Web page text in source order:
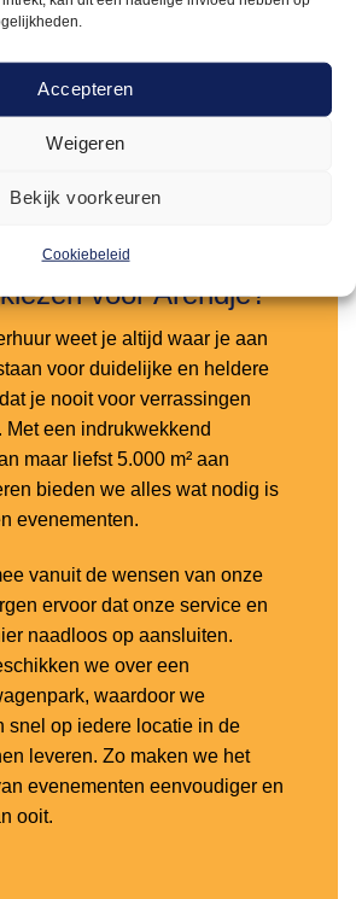
Accepteren
Weigeren
Bekijk voorkeuren
Cookiebeleid
voor Arendje?
weet je altijd waar je aan
voor duidelijke en heldere
je nooit voor verrassingen
Met een indrukwekkend
maar liefst 5.000 m² aan
bieden we alles wat nodig is
evenementen.
vanuit de wensen van onze
ervoor dat onze service en
naadloos op aansluiten.
we over een
waardoor we
snel op iedere locatie in de
leveren. Zo maken we het
evenementen eenvoudiger en
ooit.